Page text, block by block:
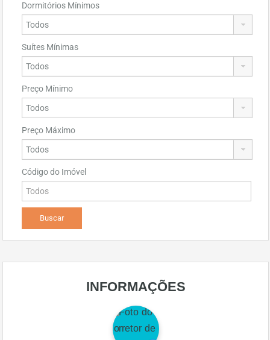
Dormitórios Mínimos
Suítes Mínimas
Preço Mínimo
Preço Máximo
Código do Imóvel
INFORMAÇÕES